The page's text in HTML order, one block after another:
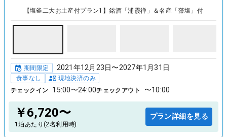
【塩釜二大お土産付プラン1】銘酒「浦霞禅」＆名産「藻塩」付
期間限定 2021年12月23日〜2027年1月31日
食事なし
現地決済のみ
チェックイン
15:00〜24:00チェックアウト 〜10:00
￥6,720〜
1泊あたり(2名利用時)
プラン詳細を見る